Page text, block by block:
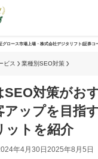
グロース市場上場・株式会社デジタリフト(証券コ
ビス 業種別SEO対策
SEO対策がお
アップを目指
ットを紹介
年4月30日2025年8月5日